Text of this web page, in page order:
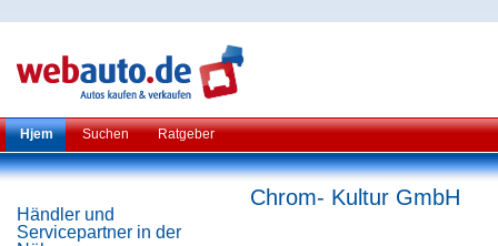
Hjem Suchen Ratgeber
Händler und
Servicepartner in der
Chrom- Kultur GmbH